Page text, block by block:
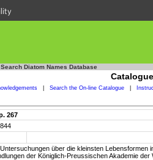
Search Diatom Names Database
Search the On-line Catalogue
267
über die kleinsten Lebensformen
der Königlich-Preussischen Akademie